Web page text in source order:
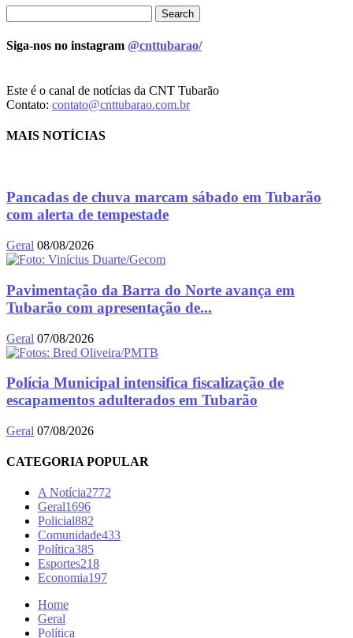
Siga-nos no instagram @cnttubarao/
Este é o canal de notícias da CNT Tubarão
Contato: contato@cnttubarao.com.br
MAIS NOTÍCIAS
Pancadas de chuva marcam sábado em Tubarão
com alerta de tempestade
Geral 08/08/2026
Pavimentação da Barra do Norte avança em
Tubarão com apresentação de...
Geral 07/08/2026
Polícia Municipal intensifica fiscalização de
escapamentos adulterados em Tubarão
Geral 07/08/2026
CATEGORIA POPULAR
A Notícia2772
Geral1696
Policial882
Comunidade433
Política385
Esportes218
Economia197
Home
Geral
Política